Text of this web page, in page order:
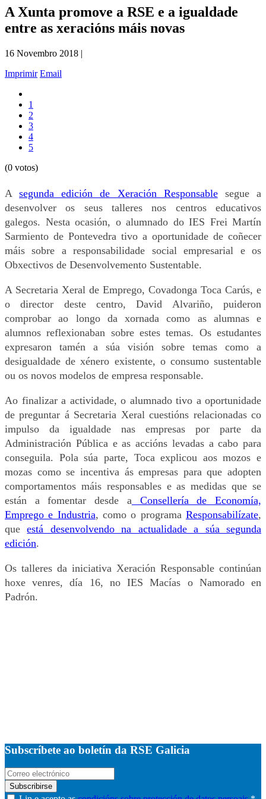
A Xunta promove a RSE e a igualdade
entre as xeracións máis novas
16 Novembro 2018 |
Imprimir Email
1
2
3
4
5
(0 votos)
Asegunda edición de Xeración Responsablesegue a
desenvolver os seus talleres nos centros educativos
galegos. Nesta ocasión, o alumnado do IES Frei Martín
Sarmiento de Pontevedra tivo a oportunidade de coñecer
máis sobre a responsabilidade social empresarial e os
Obxectivos de Desenvolvemento Sustentable.
A Secretaria Xeral de Emprego, Covadonga Toca Carús, e
o director deste centro, David Alvariño, puideron
comprobar ao longo da xornada como as alumnas e
alumnos reflexionaban sobre estes temas. Os estudantes
expresaron tamén a súa visión sobre temas como a
desigualdade de xénero existente, o consumo sustentable
ou os novos modelos de empresa responsable.
Ao finalizar a actividade, o alumnado tivo a oportunidade
de preguntar á Secretaria Xeral cuestións relacionadas co
impulso da igualdade nas empresas por parte da
Administración Pública e as accións levadas a cabo para
conseguila. Pola súa parte, Toca explicou aos mozos e
mozas como se incentiva ás empresas para que adopten
comportamentos máis responsables e as medidas que se
están a fomentar desde a Consellería de Economía,
Emprego e Industria, como o programaResponsabilízate,
queestá desenvolvendo na actualidade a súa segunda
edición.
Os talleres da iniciativa Xeración Responsable continúan
hoxe venres, día 16, no IES Macías o Namorado en
Padrón.
Subscríbete ao boletín da RSE Galicia
Subscribirse